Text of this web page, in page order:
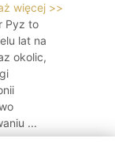
więcej >>
Pyz to
lat na
okolic,
...